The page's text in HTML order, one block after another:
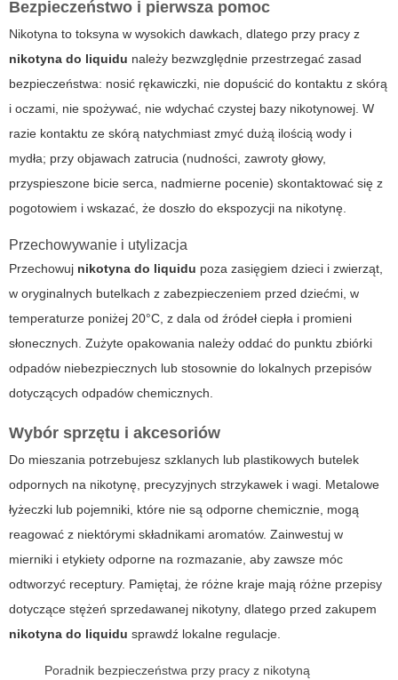
Bezpieczeństwo i pierwsza pomoc
Nikotyna to toksyna w wysokich dawkach, dlatego przy pracy z
nikotyna do liquidu należy bezwzględnie przestrzegać zasad
bezpieczeństwa: nosić rękawiczki, nie dopuścić do kontaktu z skórą
i oczami, nie spożywać, nie wdychać czystej bazy nikotynowej. W
razie kontaktu ze skórą natychmiast zmyć dużą ilością wody i
mydła; przy objawach zatrucia (nudności, zawroty głowy,
przyspieszone bicie serca, nadmierne pocenie) skontaktować się z
pogotowiem i wskazać, że doszło do ekspozycji na nikotynę.
Przechowywanie i utylizacja
Przechowuj nikotyna do liquidu poza zasięgiem dzieci i zwierząt,
w oryginalnych butelkach z zabezpieczeniem przed dziećmi, w
temperaturze poniżej 20°C, z dala od źródeł ciepła i promieni
słonecznych. Zużyte opakowania należy oddać do punktu zbiórki
odpadów niebezpiecznych lub stosownie do lokalnych przepisów
dotyczących odpadów chemicznych.
Wybór sprzętu i akcesoriów
Do mieszania potrzebujesz szklanych lub plastikowych butelek
odpornych na nikotynę, precyzyjnych strzykawek i wagi. Metalowe
łyżeczki lub pojemniki, które nie są odporne chemicznie, mogą
reagować z niektórymi składnikami aromatów. Zainwestuj w
mierniki i etykiety odporne na rozmazanie, aby zawsze móc
odtworzyć receptury. Pamiętaj, że różne kraje mają różne przepisy
dotyczące stężeń sprzedawanej nikotyny, dlatego przed zakupem
nikotyna do liquidu sprawdź lokalne regulacje.
Poradnik bezpieczeństwa przy pracy z nikotyną